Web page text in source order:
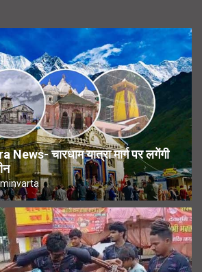
चारधाम यात्रा मार्ग पर लगेंगी